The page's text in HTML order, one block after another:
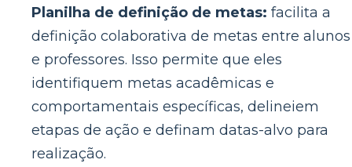
Planilha de definição de metas: facilita a
definição colaborativa de metas entre alunos
e professores. Isso permite que eles
identifiquem metas acadêmicas e
comportamentais específicas, delineiem
etapas de ação e definam datas-alvo para
realização.